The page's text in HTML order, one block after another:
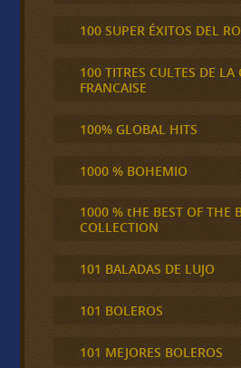
100 SUPER ÉXITOS DEL
100 TITRES CULTES DE LA
FRANCAISE
100% GLOBAL HITS
1000 % BOHEMIO
1000 % tHE BEST OF THE
COLLECTION
101 BALADAS DE LUJO
101 BOLEROS
101 MEJORES BOLEROS